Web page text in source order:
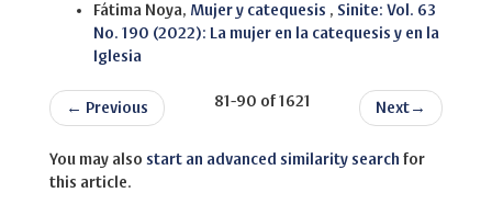
Fátima Noya, Mujer y catequesis , Sinite: Vol. 63
No. 190 (2022): La mujer en la catequesis y en la
Iglesia
← Previous 81-90 of 1621 Next →
You may also start an advanced similarity search for
this article.